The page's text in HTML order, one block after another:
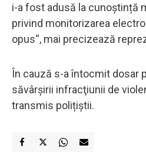
i-a fost adusă la cunoștință
privind monitorizarea
opus“, mai precizează
În cauză s-a întocmit dosar
săvârşirii infracţiunii de
transmis polițiștii.